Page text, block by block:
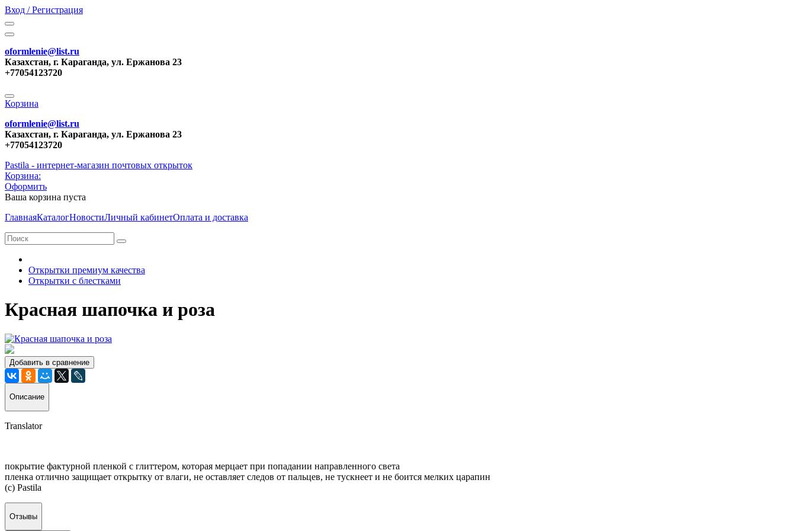
Вход / Регистрация
oformlenie@list.ru
Казахстан, г. Караганда, ул. Ержанова 23
+77054123720
Корзина
oformlenie@list.ru
Казахстан, г. Караганда, ул. Ержанова 23
+77054123720
Pastila - интернет-магазин почтовых открыток
Корзина:
Оформить
Ваша корзина пуста
ГлавнаяКаталогНовостиЛичный кабинетОплата и доставка
Открытки премиум качества
Открытки с блестками
Красная шапочка и роза
Добавить в сравнение
Описание
Translator
покрытие фактурной пленкой с глиттером, которая мерцает при попадании направленного света
пленка отлично защищает открытку от влаги, не оставляет следов от пальцев, не тускнеет и не боится мелких царапин
(с) Pastila
Отзывы